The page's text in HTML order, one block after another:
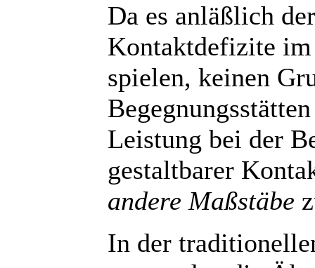
Da es anläßlich
Kontaktdefizite
spielen, keinen
Leistung bei der
gestaltbarer
andere Maßstäbe
In der